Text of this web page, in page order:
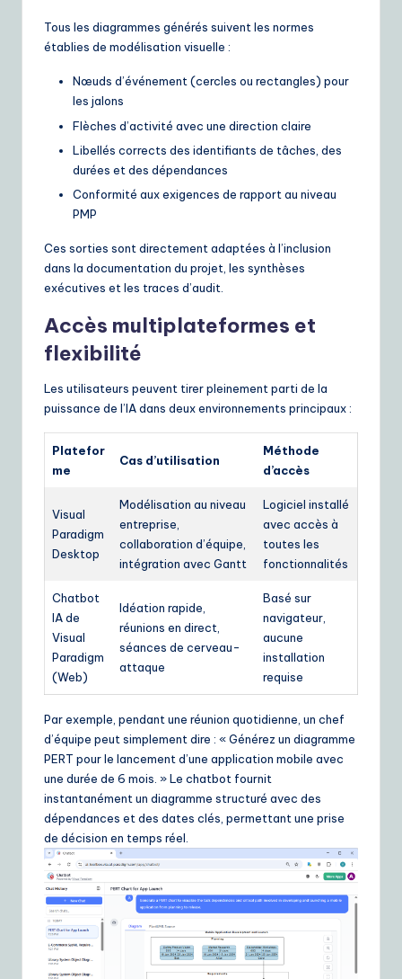
Tous les diagrammes générés suivent les normes
établies de modélisation visuelle :
Nœuds d’événement (cercles ou rectangles) pour
les jalons
Flèches d’activité avec une direction claire
Libellés corrects des identifiants de tâches, des
durées et des dépendances
Conformité aux exigences de rapport au niveau
PMP
Ces sorties sont directement adaptées à l’inclusion
dans la documentation du projet, les synthèses
exécutives et les traces d’audit.
Accès multiplateformes et
flexibilité
Les utilisateurs peuvent tirer pleinement parti de la
puissance de l’IA dans deux environnements principaux :
Platefor
me
Cas d’utilisation
Méthode
d’accès
Visual
Paradigm
Desktop
Modélisation au niveau
entreprise,
collaboration d’équipe,
intégration avec Gantt
Logiciel installé
avec accès à
toutes les
fonctionnalités
Chatbot
IA de
Visual
Paradigm
(Web)
Idéation rapide,
réunions en direct,
séances de cerveau-
attaque
Basé sur
navigateur,
aucune
installation
requise
Par exemple, pendant une réunion quotidienne, un chef
d’équipe peut simplement dire : « Générez un diagramme
PERT pour le lancement d’une application mobile avec
une durée de 6 mois. » Le chatbot fournit
instantanément un diagramme structuré avec des
dépendances et des dates clés, permettant une prise
de décision en temps réel.